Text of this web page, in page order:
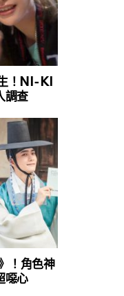
！NI-KI
調查
！角色神
噁心